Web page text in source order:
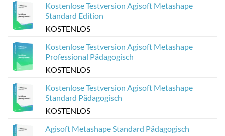
Kostenlose Testversion Agisoft Metashape
Standard Edition
KOSTENLOS
Kostenlose Testversion Agisoft Metashape
Professional Pädagogisch
KOSTENLOS
Kostenlose Testversion Agisoft Metashape
Standard Pädagogisch
KOSTENLOS
Agisoft Metashape Standard Pädagogisch